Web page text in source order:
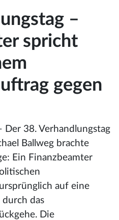
–
spricht
gegen
Der 38. Verhandlungstag
Ballweg brachte
Ein Finanzbeamter
auf eine
das
Die